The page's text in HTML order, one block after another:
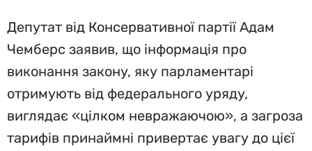
Депутат від Консервативної партії Адам
Чемберс заявив, що інформація про
виконання закону, яку парламентарі
отримують від федерального уряду,
виглядає «цілком невражаючою», а загроза
тарифів принаймні привертає увагу до цієї